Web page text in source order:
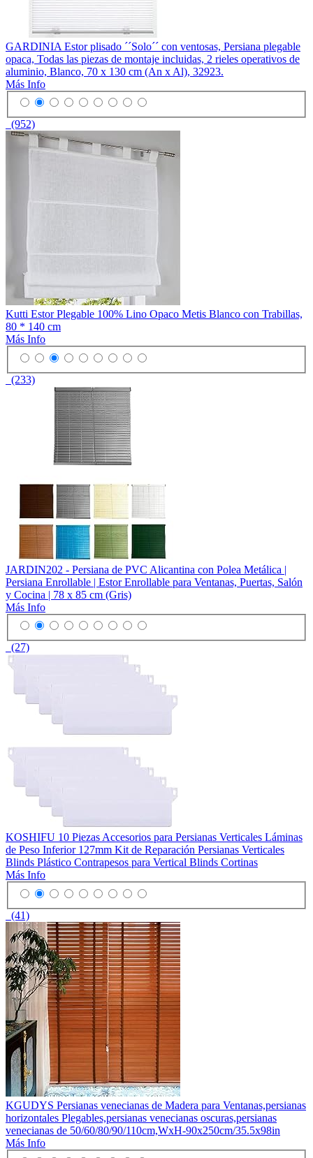
GARDINIA Estor plisado ´´Solo´´ con ventosas, Persiana plegable
opaca, Todas las piezas de montaje incluidas, 2 rieles operativos de
aluminio, Blanco, 70 x 130 cm (An x Al), 32923.
Más Info
(952)
Kutti Estor Plegable 100% Lino Opaco Metis Blanco con Trabillas,
80 * 140 cm
Más Info
(233)
JARDIN202 - Persiana de PVC Alicantina con Polea Metálica |
Persiana Enrollable | Estor Enrollable para Ventanas, Puertas, Salón
y Cocina | 78 x 85 cm (Gris)
Más Info
(27)
KOSHIFU 10 Piezas Accesorios para Persianas Verticales Láminas
de Peso Inferior 127mm Kit de Reparación Persianas Verticales
Blinds Plástico Contrapesos para Vertical Blinds Cortinas
Más Info
(41)
KGUDYS Persianas venecianas de Madera para Ventanas,persianas
horizontales Plegables,persianas venecianas oscuras,persianas
venecianas de 50/60/80/90/110cm,WxH-90x250cm/35.5x98in
Más Info